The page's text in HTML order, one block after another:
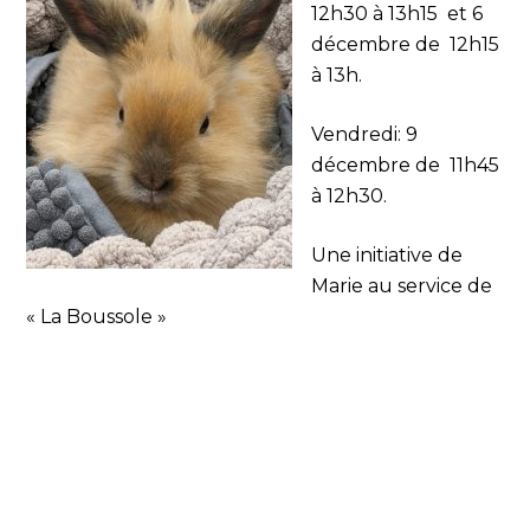
12h30 à 13h15 et6
décembre de 12h15
à 13h.
Vendredi: 9
décembre de 11h45
à 12h30.
Une initiative de
Marie au service de
« La Boussole »